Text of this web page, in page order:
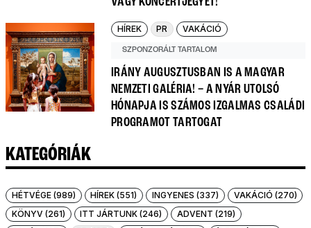
HÍREK PR VAKÁCIÓ
SZPONZORÁLT TARTALOM
IRÁNY AUGUSZTUSBAN IS A MAGYAR
NEMZETI GALÉRIA! – A NYÁR UTOLSÓ
HÓNAPJA IS SZÁMOS IZGALMAS CSALÁDI
PROGRAMOT TARTOGAT
KATEGÓRIÁK
HÉTVÉGE (989) HÍREK (551) INGYENES (337)
VAKÁCIÓ (270)
KÖNYV (261)
ITT JÁRTUNK (246)
ADVENT (219)